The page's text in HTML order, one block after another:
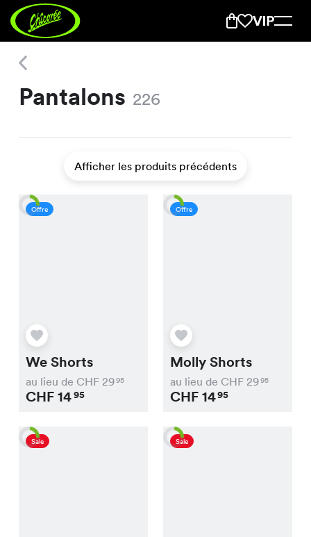
Pantalons 226
Afficher les produits précédents
Offre
We Shorts
au lieu de CHF 2995
CHF1495
Offre
Molly Shorts
au lieu de CHF 2995
CHF1495
Sale Sale